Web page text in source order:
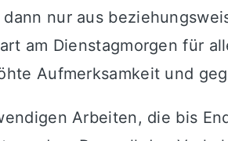
nur aus
am Dienstagmorgen für
Aufmerksamkeit und
Arbeiten, die bis